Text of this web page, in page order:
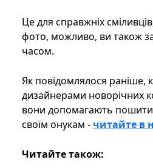
Це для справжніх
фото, можливо, ви також
часом.
Як повідомлялося раніше,
дизайнерами новорічних
вони допомагають
своїм онукам - читайте в
Читайте також: